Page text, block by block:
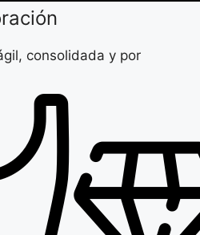
consolidada y por